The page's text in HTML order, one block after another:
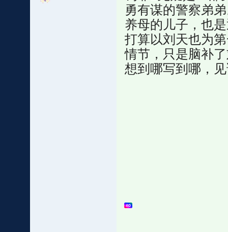
勇有谋的警察弟
养母的儿子，也
打算以刘天也为
情节，只是脑补
想到哪写到哪，